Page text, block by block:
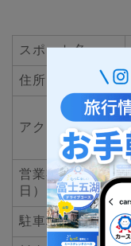
スポット名
住所
アクセス
営業期間（定休
日）
駐車場（有無）